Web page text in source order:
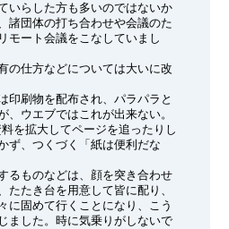
いらした方も多いのではないか
諸団体の打ち合わせや会議のた
モート会議をこなしていまし
の仕方などについては大いに改
印刷物を配布され、パラパラと
ウエブではこれが出来ない。
を拡大してページを追ったりし
ず、つくづく「紙は便利だな
るものなどは、顔を突き合わせ
たき台を用意して皆に配り、
に固めて行くことになり、こう
ました。時に気乗りがしないで